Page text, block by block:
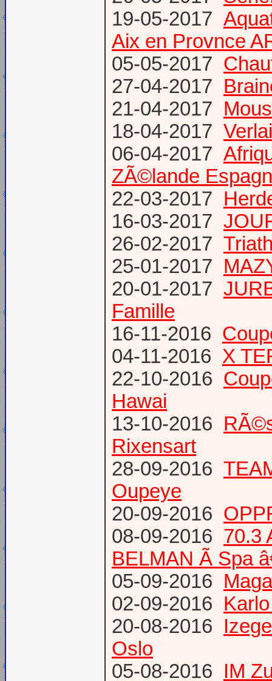
19-05-2017
Aix en Provnce
05-05-2017
27-04-2017
21-04-2017
18-04-2017
06-04-2017
ZÃ©lande
22-03-2017
16-03-2017
26-02-2017
25-01-2017
20-01-2017
Famille
16-11-2016
04-11-2016 X
22-10-2016
Hawai
13-10-2016
Rixensart
28-09-2016
Oupeye
20-09-2016
08-09-2016 70.3
BELMAN Ã Spa
05-09-2016
02-09-2016
20-08-2016
Oslo
05-08-2016 IM